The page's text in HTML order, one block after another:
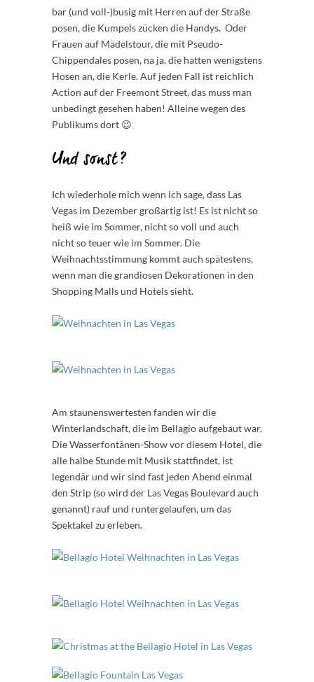
bar (und voll-)busig mit Herren auf der Straße
posen, die Kumpels zücken die Handys. Oder
Frauen auf Mädelstour, die mit Pseudo-
Chippendales posen, na ja, die hatten wenigstens
Hosen an, die Kerle. Auf jeden Fall ist reichlich
Action auf der Freemont Street, das muss man
unbedingt gesehen haben! Alleine wegen des
Publikums dort 😉
Und sonst?
Ich wiederhole mich wenn ich sage, dass Las
Vegas im Dezember großartig ist! Es ist nicht so
heiß wie im Sommer, nicht so voll und auch
nicht so teuer wie im Sommer. Die
Weihnachtsstimmung kommt auch spätestens,
wenn man die grandiosen Dekorationen in den
Shopping Malls und Hotels sieht.
Am staunenswertesten fanden wir die
Winterlandschaft, die im Bellagio aufgebaut war.
Die Wasserfontänen-Show vor diesem Hotel, die
alle halbe Stunde mit Musik stattfindet, ist
legendär und wir sind fast jeden Abend einmal
den Strip (so wird der Las Vegas Boulevard auch
genannt) rauf und runtergelaufen, um das
Spektakel zu erleben.